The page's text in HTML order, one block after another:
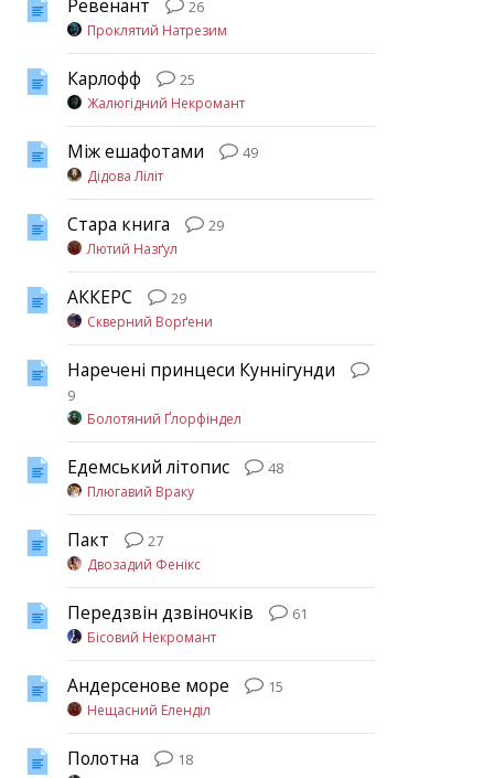
Ревенант
26
Проклятий Натрезим
Карлофф
25
Жалюгідний Некромант
Між ешафотами
49
Дідова Ліліт
Стара книга
29
Лютий Назґул
АККЕРС
29
Скверний Ворґени
Наречені принцеси Куннігунди
9
Болотяний Ґлорфіндел
Едемський літопис
48
Плюгавий Враку
Пакт
27
Двозадий Фенікс
Передзвін дзвіночків
61
Бісовий Некромант
Андерсенове море
15
Нещасний Еленділ
Полотна
18